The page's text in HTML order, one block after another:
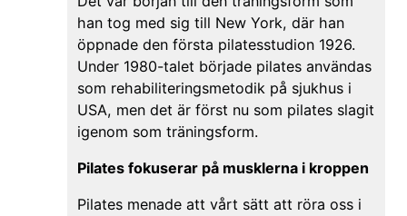
han tog med sig till New York, där han
öppnade den första pilatesstudion 1926.
Under 1980-talet började pilates användas
som rehabiliteringsmetodik på sjukhus i
USA, men det är först nu som pilates slagit
igenom som träningsform.
Pilates fokuserar på musklerna i kroppen
Pilates menade att vårt sätt att röra oss i